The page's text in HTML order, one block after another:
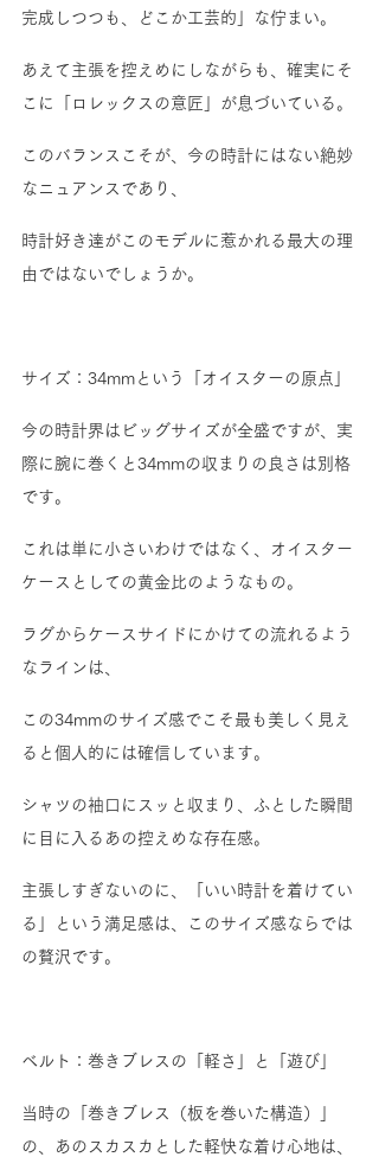
完成しつつも、どこか工芸的」な佇まい。
あえて主張を控えめにしながらも、確実にそ
こに「ロレックスの意匠」が息づいている。
このバランスこそが、今の時計にはない絶妙
なニュアンスであり、
時計好き達がこのモデルに惹かれる最大の理
由ではないでしょうか。
サイズ：34mmという「オイスターの原点」
今の時計界はビッグサイズが全盛ですが、実
際に腕に巻くと34mmの収まりの良さは別格
です。
これは単に小さいわけではなく、オイスター
ケースとしての黄金比のようなもの。
ラグからケースサイドにかけての流れるよう
なラインは、
この34mmのサイズ感でこそ最も美しく見え
ると個人的には確信しています。
シャツの袖口にスッと収まり、ふとした瞬間
に目に入るあの控えめな存在感。
主張しすぎないのに、「いい時計を着けてい
る」という満足感は、このサイズ感ならでは
の贅沢です。
ベルト：巻きブレスの「軽さ」と「遊び」
当時の「巻きブレス（板を巻いた構造）」
の、あのスカスカとした軽快な着け心地は、